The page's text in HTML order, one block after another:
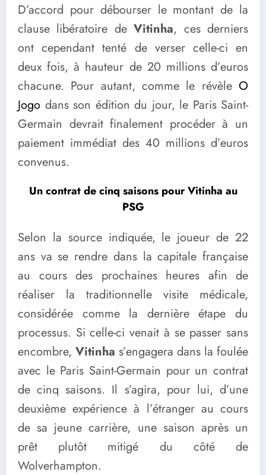
D’accord pour débourser le montant de la
clause libératoire deVitinha, ces derniers
ont cependant tenté de verser celle-ci en
deux fois, à hauteur de 20 millions d’euros
chacune. Pour autant, comme le révèle O
Jogo dans son édition du jour, le Paris Saint-
Germain devrait finalement procéder à un
paiement immédiat des 40 millions d’euros
convenus.
Un contrat de cinq saisons pour Vitinha au
PSG
Selon la source indiquée, le joueur de 22
ans va se rendre dans la capitale française
au cours des prochaines heures afin de
réaliser la traditionnelle visite médicale,
considérée comme la dernière étape du
processus. Si celle-ci venait à se passer sans
encombre, Vitinha s’engagera dans la foulée
avec le Paris Saint-Germain pour un contrat
de cinq saisons. Il s’agira, pour lui, d’une
deuxième expérience à l’étranger au cours
de sa jeune carrière, une saison après un
prêt plutôt mitigé du côté de
Wolverhampton.